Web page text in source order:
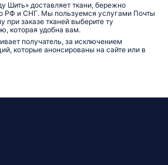
Шить» доставляет ткани, бережно
РФ и СНГ. Мы пользуемся услугами Почты
при заказе тканей выберите ту
которая удобна вам.
получатель, за исключением
которые анонсированы на сайте или в